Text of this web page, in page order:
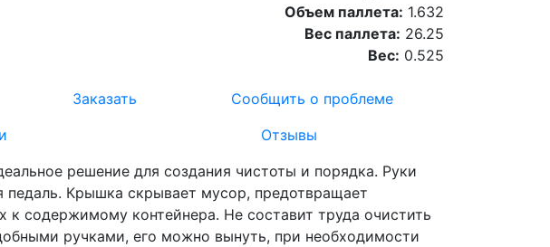
Объем паллета: 1.632
Вес паллета: 26.25
Вес: 0.525
Заказать
Сообщить о проблеме
Отзывы
решение для создания чистоты и порядка. Руки
педаль. Крышка скрывает мусор, предотвращает
содержимому контейнера. Не составит труда очистить
ручками, его можно вынуть, при необходимости